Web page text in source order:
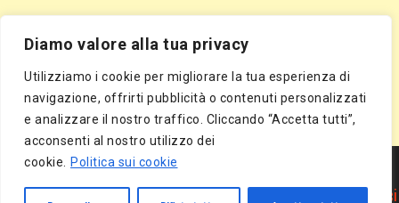
Diamo valore alla tua privacy
Utilizziamo i cookie per migliorare la tua esperienza di
navigazione, offrirti pubblicità o contenuti personalizzati
e analizzare il nostro traffico. Cliccando “Accetta tutti”,
acconsenti al nostro utilizzo dei
cookie.
Politica sui cookie
Segnala Sito Gratis| Segnala Azienda Gratis
Directory Gratis|Segnala Sito Gratis
Inserisci Azienda Gratis |Directory Gratis| Article Marketing Inserisci